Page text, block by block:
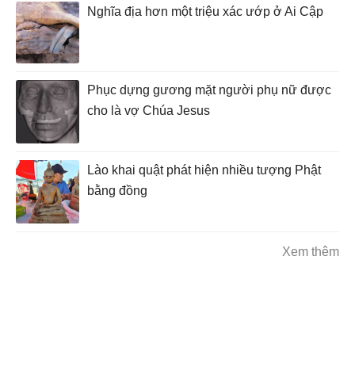
Nghĩa địa hơn một triệu xác ướp ở Ai Cập
Phục dựng gương mặt người phụ nữ được
cho là vợ Chúa Jesus
Lào khai quật phát hiện nhiều tượng Phật
bằng đồng
Xem thêm